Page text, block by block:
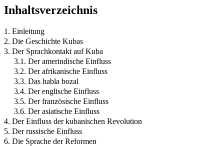
Inhaltsverzeichnis
1. Einleitung
2. Die Geschichte Kubas
3. Der Sprachkontakt auf Kuba
3.1. Der amerindische Einfluss
3.2. Der afrikanische Einfluss
3.3. Das habla bozal
3.4. Der englische Einfluss
3.5. Der französische Einfluss
3.6. Der asiatische Einfluss
4. Der Einfluss der kubanischen Revolution
5. Der russische Einfluss
6. Die Sprache der Reformen